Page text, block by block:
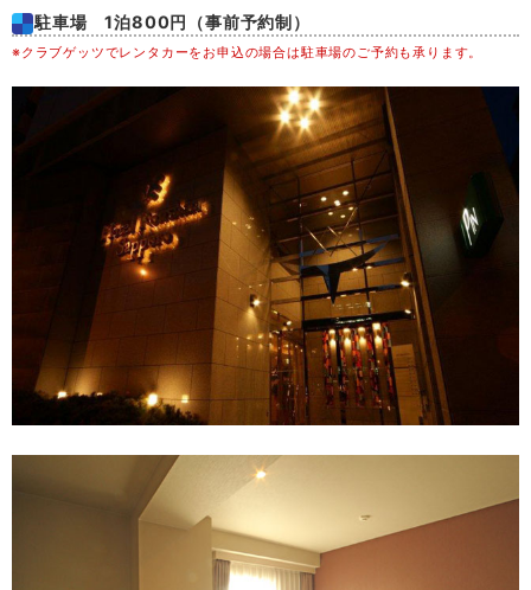
駐車場 1泊800円（事前予約制）
※クラブゲッツでレンタカーをお申込の場合は駐車場のご予約も承ります。